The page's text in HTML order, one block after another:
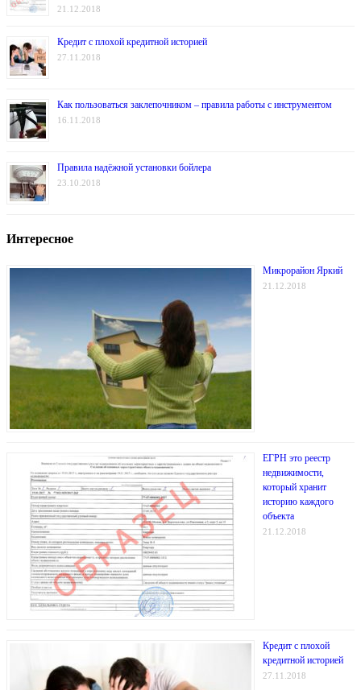
21.12.2018
Кредит с плохой кредитной историей
27.11.2018
Как пользоваться заклепочником – правила работы с инструментом
16.11.2018
Правила надёжной установки бойлера
23.10.2018
Интересное
Микрорайон Яркий
21.12.2018
ЕГРН это реестр
недвижимости,
который хранит
историю каждого
объекта
21.12.2018
Кредит с плохой
кредитной историей
27.11.2018